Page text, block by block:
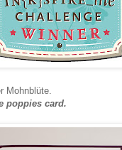
Mohnblüte.
poppies card.